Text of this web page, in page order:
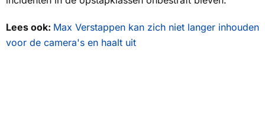
Lees ook: Max Verstappen kan zich niet langer inhouden
voor de camera's en haalt uit